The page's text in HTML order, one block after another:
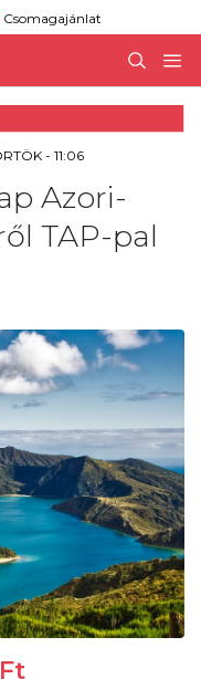
Csomagajánlat
- 11:06
Azori-
TAP-pal
Ft